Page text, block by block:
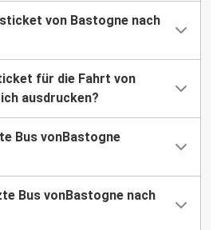
von Bastogne nach
für die Fahrt von
ausdrucken?
Bus vonBastogne
Bus vonBastogne nach